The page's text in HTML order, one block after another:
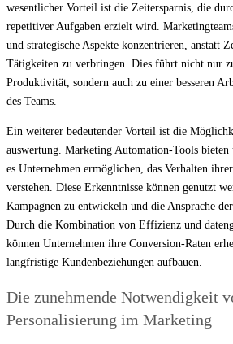
wesentlicher Vorteil ist die Zeitersparnis, die
repetitiver Aufgaben erzielt wird.
und strategische Aspekte konzentrieren, anstatt
Tätigkeiten zu verbringen. Dies führt nicht nur
Produktivität, sondern auch zu einer besseren
des Teams.
Ein weiterer bedeutender Vorteil ist die
auswertung. Marketing Automation-Tools bieten
es Unternehmen ermöglichen, das Verhalten
verstehen. Diese Erkenntnisse können genutzt
Kampagnen zu entwickeln und die Ansprache
Durch die Kombination von Effizienz und
können Unternehmen ihre Conversion-Raten
langfristige Kundenbeziehungen aufbauen.
Die zunehmende Notwendigkeit
Personalisierung im Marketing